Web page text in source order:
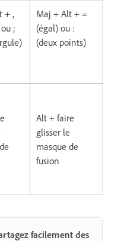
+ ,
;
Maj + Alt + =
(égal) ou :
(deux points)
Alt + faire
glisser le
masque de
fusion
facilement des